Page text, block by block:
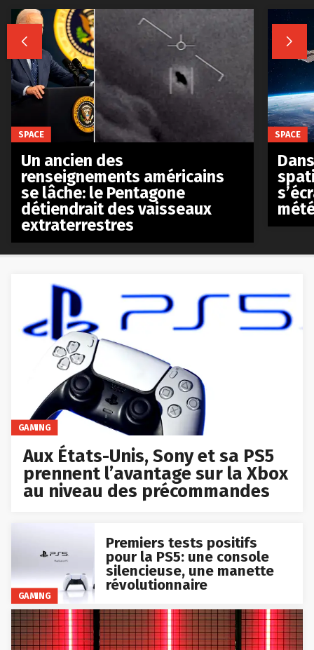
GAMING
Aux États-Unis, Sony et sa PS5
prennent l’avantage sur la Xbox
au niveau des précommandes
GAMING
Premiers tests positifs
pour la PS5: une console
silencieuse, une manette
révolutionnaire
 
SPACE
Un ancien des
renseignements américains
se lâche: le Pentagone
détiendrait des vaisseaux
extraterrestres
SPACE